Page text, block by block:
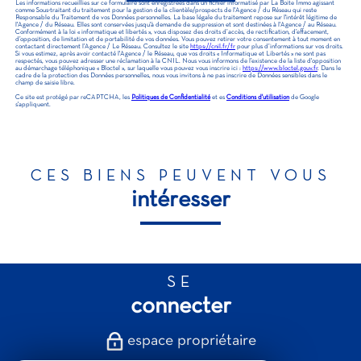
Les informations recueillies sur ce formulaire sont enregistrées dans un fichier informatisé par La Boite Immo agissant
comme Sous-traitant du traitement pour la gestion de la clientèle/prospects de l'Agence / du Réseau qui reste
Responsable du Traitement de vos Données personnelles. La base légale du traitement repose sur l'intérêt légitime de
l'Agence / du Réseau. Elles sont conservées jusqu'à demande de suppression et sont destinées à l'Agence / au Réseau.
Conformément à la loi « informatique et libertés », vous disposez des droits d’accès, de rectification, d’effacement,
d’opposition, de limitation et de portabilité de vos données. Vous pouvez retirer votre consentement à tout moment en
contactant directement l’Agence / Le Réseau. Consultez le site https://cnil.fr/fr pour plus d’informations sur vos droits.
Si vous estimez, après avoir contacté l'Agence / le Réseau, que vos droits « Informatique et Libertés » ne sont pas
respectés, vous pouvez adresser une réclamation à la CNIL. Nous vous informons de l’existence de la liste d'opposition
au démarchage téléphonique « Bloctel », sur laquelle vous pouvez vous inscrire ici : https://www.bloctel.gouv.fr. Dans le
cadre de la protection des Données personnelles, nous vous invitons à ne pas inscrire de Données sensibles dans le
champ de saisie libre.
Ce site est protégé par reCAPTCHA, les Politiques de Confidentialitéet es Conditions d'utilisation de Google
s'appliquent.
CES BIENS PEUVENT VOUS
intéresser
SE
connecter
espace propriétaire